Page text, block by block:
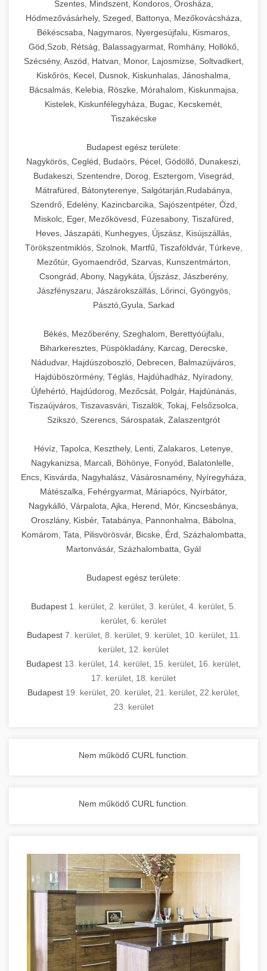
Szentes, Mindszent, Kondoros, Orosháza,
Hódmezővásárhely, Szeged, Battonya, Mezőkovácsháza,
Békéscsaba, Nagymaros, Nyergesújfalu, Kismaros,
Göd,Szob, Rétság, Balassagyarmat, Romhány, Hollókő,
Szécsény, Aszód, Hatvan, Monor, Lajosmizse, Soltvadkert,
Kiskőrös, Kecel, Dusnok, Kiskunhalas, Jánoshalma,
Bácsalmás, Kelebia, Röszke, Mórahalom, Kiskunmajsa,
Kistelek, Kiskunfélegyháza, Bugac, Kecskemét,
Tiszakécske
Budapest egész területe:
Nagykörös, Cegléd, Budaörs, Pécel, Gödöllő, Dunakeszi,
Budakeszi, Szentendre, Dorog, Esztergom, Visegrád,
Mátrafüred, Bátonyterenye, Salgótarján,Rudabánya,
Szendrő, Edelény, Kazincbarcika, Sajószentpéter, Ózd,
Miskolc, Eger, Mezőkövesd, Füzesabony, Tiszafüred,
Heves, Jászapáti, Kunhegyes, Újszász, Kisújszállás,
Törökszentmiklós, Szolnok, Martfű, Tiszaföldvár, Túrkeve,
Mezőtúr, Gyomaendrőd, Szarvas, Kunszentmárton,
Csongrád, Abony, Nagykáta, Újszász, Jászberény,
Jászfényszaru, Jászárokszállás, Lőrinci, Gyöngyös,
Pásztó,Gyula, Sarkad
Békés, Mezőberény, Szeghalom, Berettyóújfalu,
Biharkeresztes, Püspökladány, Karcag, Derecske,
Nádudvar, Hajdúszoboszló, Debrecen, Balmazújváros,
Hajdúböszörmény, Téglás, Hajdúhadház, Nyíradony,
Újfehértó, Hajdúdorog, Mezőcsát, Polgár, Hajdúnánás,
Tiszaújváros, Tiszavasvári, Tiszalök, Tokaj, Felsőzsolca,
Szikszó, Szerencs, Sárospatak, Zalaszentgrót
Hévíz, Tapolca, Keszthely, Lenti, Zalakaros, Letenye,
Nagykanizsa, Marcali, Böhönye, Fonyód, Balatonlelle,
Encs, Kisvárda, Nagyhalász, Vásárosnamény, Nyíregyháza,
Mátészalka, Fehérgyarmat, Máriapócs, Nyírbátor,
Nagykálló, Várpalota, Ajka, Herend, Mór, Kincsesbánya,
Oroszlány, Kisbér, Tatabánya, Pannonhalma, Bábolna,
Komárom, Tata, Pilisvörösvár, Bicske, Érd, Százhalombatta,
Martonvásár, Százhalombatta, Gyál
Budapest egész területe:
Budapest 1. kerület 2. kerület 3. kerület 4. kerület 5.
kerület 6. kerület
Budapest 7. kerület, 8. kerület, 9. kerület, 10. kerület, 11.
kerület 12. kerület
Budapest 13. kerület 14. kerület 15. kerület 16. kerület
17. kerület 18. kerület
Budapest 19. kerület 20. kerület 21. kerület 22.kerület
23. kerület
Nem működő CURL function.
Nem működő CURL function.